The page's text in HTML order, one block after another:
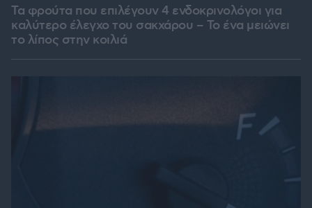
Τα φρούτα που επιλέγουν 4 ενδοκρινολόγοι για
καλύτερο έλεγχο του σακχάρου – Το ένα μειώνει
το λίπος στην κοιλιά